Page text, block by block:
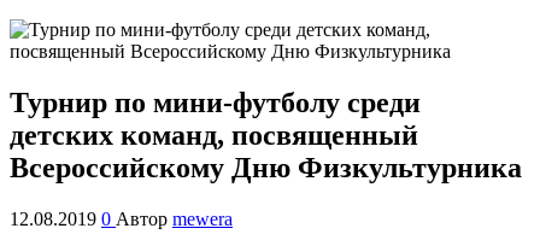
Турнир по мини-футболу среди
детских команд, посвященный
Всероссийскому Дню Физкультурника
12.08.2019 0 Автор mewera